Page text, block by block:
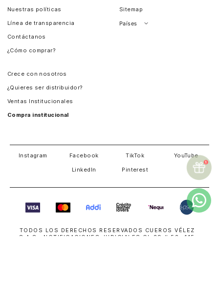
Nuestras políticas
Línea de transparencia
Contáctanos
¿Cómo comprar?
Sitemap
Países
Crece con nosotros
¿Quieres ser distribuidor?
Ventas Institucionales
Compra institucional
Instagram Facebook TikTok YouTube
LinkedIn Pinterest
TODOS LOS DERECHOS RESERVADOS CUEROS VÉLEZ
S.A.S. NOTIFICACIONES JUDICIALES CL 29 # 52 -115